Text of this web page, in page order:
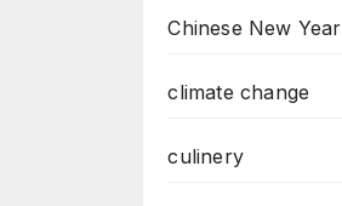
Chinese New Year
climate change
culinery